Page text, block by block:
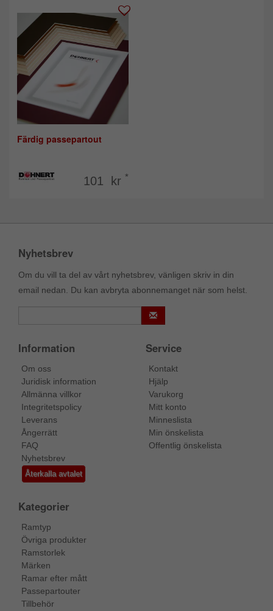
Färdig passepartout
101 kr *
Nyhetsbrev
Om du vill ta del av vårt nyhetsbrev, vänligen skriv in din
email nedan. Du kan avbryta abonnemanget när som helst.
Information
Om oss
Juridisk information
Allmänna villkor
Integritetspolicy
Leverans
Ångerrätt
FAQ
Nyhetsbrev
Återkalla avtalet
Service
Kontakt
Hjälp
Varukorg
Mitt konto
Minneslista
Min önskelista
Offentlig önskelista
Kategorier
Ramtyp
Övriga produkter
Ramstorlek
Märken
Ramar efter mått
Passepartouter
Tillbehör